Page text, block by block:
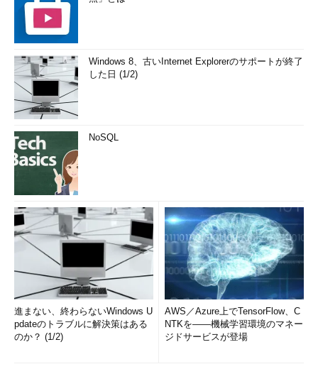
Windows 8、古いInternet Explorerのサポートが終了
した日 (1/2)
NoSQL
進まない、終わらないWindows U
pdateのトラブルに解決策はある
のか？ (1/2)
AWS／Azure上でTensorFlow、C
NTKを――機械学習環境のマネー
ジドサービスが登場